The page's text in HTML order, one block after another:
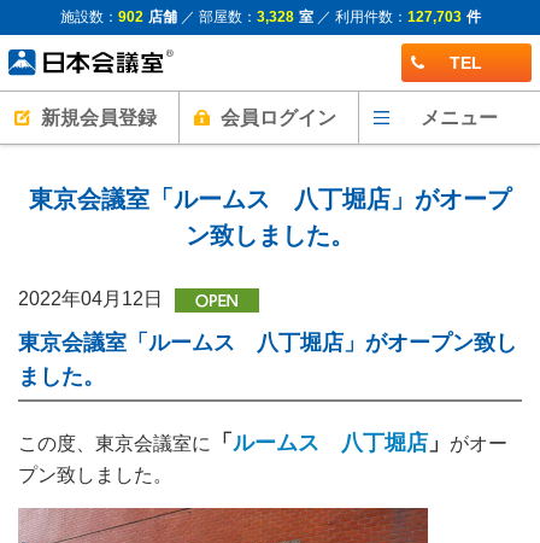
施設数： 902 店舗／ 部屋数： 3,328 室／ 利用件数： 127,703 件
TEL
新規会員登録 会員ログイン メニュー
東京会議室「ルームス 八丁堀店」がオープ
ン致しました。
2022年04月12日
東京会議室「ルームス 八丁堀店」がオープン致し
ました。
この度、東京会議室に 「 ルームス 八丁堀店 」
がオー
プン致しました。